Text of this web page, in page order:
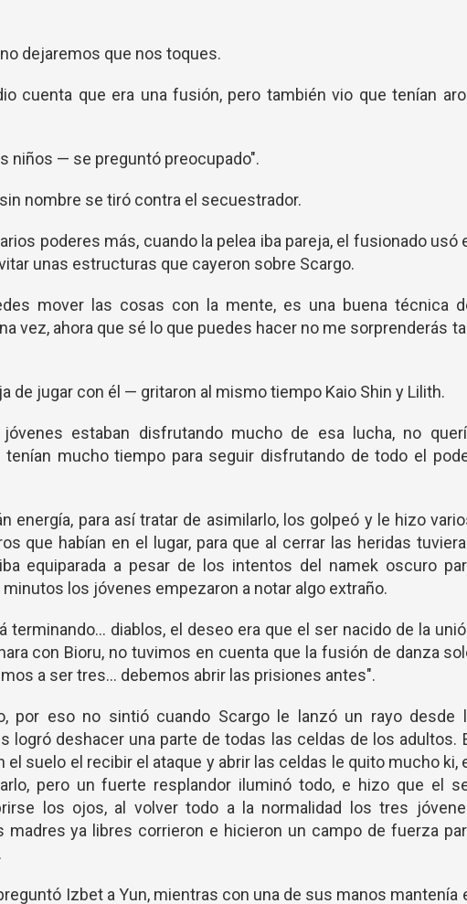
dejaremos que nos toques.
cuenta que era una fusión, pero también vio que tenían
niños — se preguntó preocupado".
nombre se tiró contra el secuestrador.
poderes más, cuando la pelea iba pareja, el fusionado usó
unas estructuras que cayeron sobre Scargo.
mover las cosas con la mente, es una buena técnica
vez, ahora que sé lo que puedes hacer no me sorprenderás
de jugar con él — gritaron al mismo tiempo Kaio Shin y Lilith.
estaban disfrutando mucho de esa lucha, no
tenían mucho tiempo para seguir disfrutando de todo el
energía, para así tratar de asimilarlo, los golpeó y le hizo
que habían en el lugar, para que al cerrar las heridas
equiparada a pesar de los intentos del namek oscuro
los jóvenes empezaron a notar algo extraño.
terminando... diablos, el deseo era que el ser nacido de la
con Bioru, no tuvimos en cuenta que la fusión de danza
a ser tres... debemos abrir las prisiones antes".
por eso no sintió cuando Scargo le lanzó un rayo desde
logró deshacer una parte de todas las celdas de los adultos.
suelo el recibir el ataque y abrir las celdas le quito mucho ki,
pero un fuerte resplandor iluminó todo, e hizo que el
los ojos, al volver todo a la normalidad los tres
madres ya libres corrieron e hicieron un campo de fuerza
Izbet a Yun, mientras con una de sus manos mantenía